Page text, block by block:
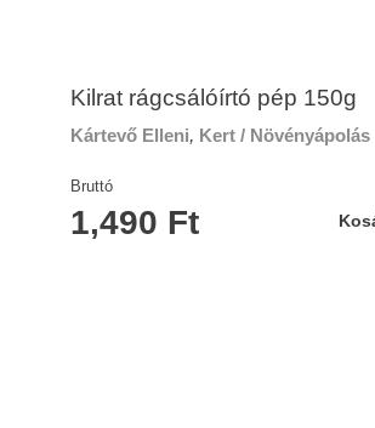
Kilrat rágcsálóírtó pép 150g
1,490 Ft
Bruttó
Kártevő Elleni, Kert / Növényápolás